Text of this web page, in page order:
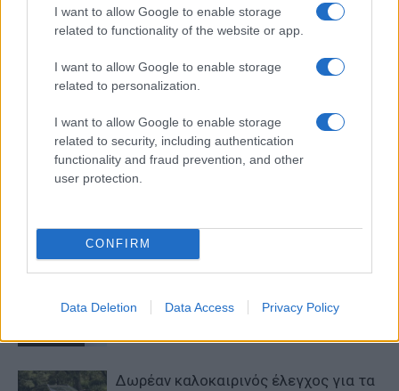
I want to allow Google to enable storage
related to functionality of the website or app.
I want to allow Google to enable storage
related to personalization.
I want to allow Google to enable storage
related to security, including authentication
functionality and fraud prevention, and other
user protection.
CONFIRM
Data Deletion Data Access Privacy Policy
Προηγούμενο άρθρο
Πρόταση οδηγίας για το
Μεταφορών
Επόμενο άρθρο
Intendia
ΠΕΡΙΣΣΟΤΕΡΑ ΑΠΟ ΤΟΝ ΔΗΜΙΟΥΡΓΟ
Fleet Services
περιβαλλοντικό αποτύπωμα
Δωρέαν καλοκαιρινός έλεγχος για τα